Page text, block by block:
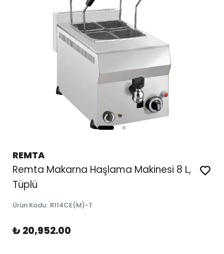
REMTA
Remta Makarna Haşlama Makinesi 8 L,
Tüplü
Ürün Kodu: R114CE(M)-T
₺ 20,952.00